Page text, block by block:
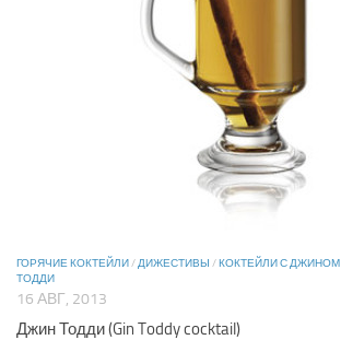
ГОРЯЧИЕ КОКТЕЙЛИ/ДИЖЕСТИВЫ /КОКТЕЙЛИ С ДЖИНОМ
ТОДДИ
16 АВГ, 2013
Джин Тодди (Gin Toddy cocktail)